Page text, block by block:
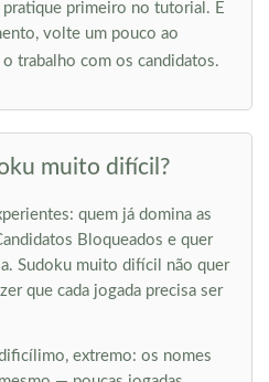
primeiro no tutorial. E
volte um pouco ao
o trabalho com os candidatos.
muito difícil?
quem já domina as
Bloqueados e quer
Sudoku muito difícil não quer
que cada jogada precisa ser
extremo: os nomes